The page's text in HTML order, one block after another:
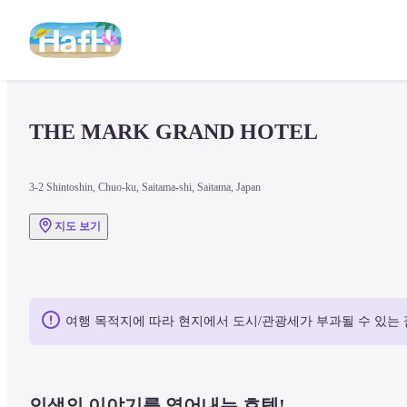
THE MARK GRAND HOTEL
3-2 Shintoshin, Chuo-ku, Saitama-shi, Saitama, Japan
지도 보기
여행 목적지에 따라 현지에서 도시/관광세가 부과될 수 있는